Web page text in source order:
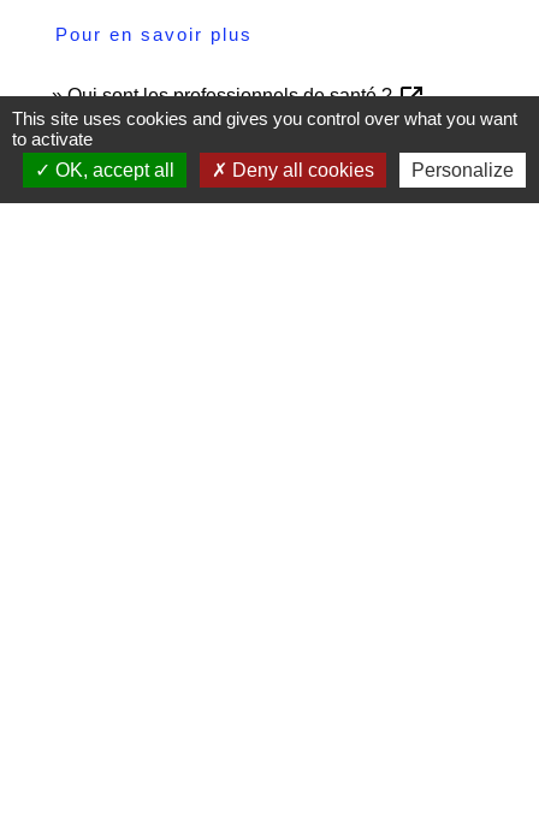
Pour en savoir plus
Qui sont les professionnels de santé ?open_in_new
Vie-publique.fr
Professions libérales réglementées ou non
réglementéesopen_in_new
This site uses cookies and gives you control over what you want
to activate
OK, accept all
Deny all cookies Personalize